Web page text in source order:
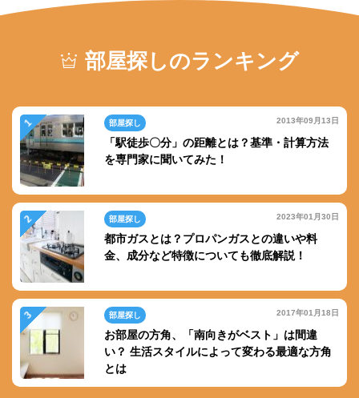
部屋探しのランキング
部屋探し 2013年09月13日
「駅徒歩〇分」の距離とは？基準・計算方法
を専門家に聞いてみた！
部屋探し 2023年01月30日
都市ガスとは？プロパンガスとの違いや料
金、成分など特徴についても徹底解説！
部屋探し 2017年01月18日
お部屋の方角、「南向きがベスト」は間違
い？ 生活スタイルによって変わる最適な方角
とは